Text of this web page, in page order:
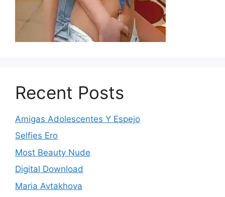
Recent Posts
Amigas Adolescentes Y Espejo
Selfies Ero
Most Beauty Nude
Digital Download
Maria Avtakhova